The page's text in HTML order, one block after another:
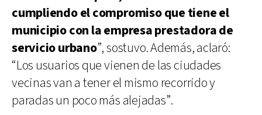
cumpliendo el compromiso que tiene el
municipio con la empresa prestadora de
servicio urbano”, sostuvo. Además, aclaró:
“Los usuarios que vienen de las ciudades
vecinas van a tener el mismo recorrido y
paradas un poco más alejadas”.